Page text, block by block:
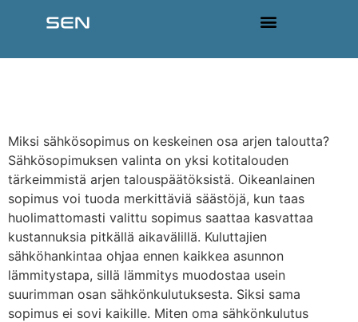
Miksi sähkösopimus on keskeinen osa arjen taloutta?
Sähkösopimuksen valinta on yksi kotitalouden
tärkeimmistä arjen talouspäätöksistä. Oikeanlainen
sopimus voi tuoda merkittäviä säästöjä, kun taas
huolimattomasti valittu sopimus saattaa kasvattaa
kustannuksia pitkällä aikavälillä. Kuluttajien
sähköhankintaa ohjaa ennen kaikkea asunnon
lämmitystapa, sillä lämmitys muodostaa usein
suurimman osan sähkönkulutuksesta. Siksi sama
sopimus ei sovi kaikille. Miten oma sähkönkulutus